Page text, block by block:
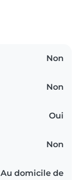
Non
Non
Oui
Non
Au domicile de